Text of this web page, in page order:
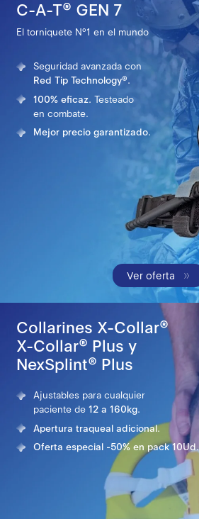
C-A-T® GEN 7
El torniquete Nº1 en el mundo
Seguridad avanzada con
Red Tip Technology®.
100% eficaz. Testeado
en combate.
Mejor precio garantizado.
Ver oferta
Collarines X-Collar®
X-Collar® Plus y
NexSplint® Plus
Ajustables para cualquier
paciente de12 a 160kg.
Apertura traqueal adicional.
Oferta especial -50% en pack 10Ud.